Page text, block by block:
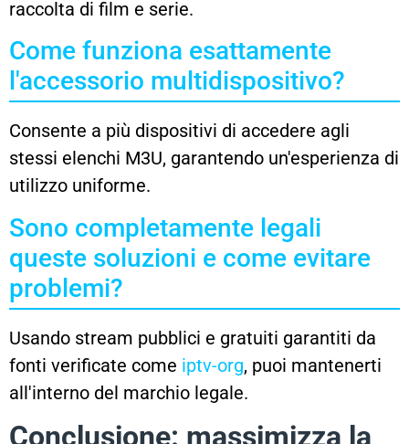
raccolta di film e serie.
Come funziona esattamente
l'accessorio multidispositivo?
Consente a più dispositivi di accedere agli
stessi elenchi M3U, garantendo un'esperienza di
utilizzo uniforme.
Sono completamente legali
queste soluzioni e come evitare
problemi?
Usando stream pubblici e gratuiti garantiti da
fonti verificate come iptv-org, puoi mantenerti
all'interno del marchio legale.
Conclusione: massimizza la